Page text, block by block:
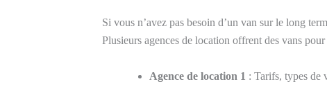
Si vous n’avez pas besoin d’un van sur le long
Plusieurs agences de location offrent des vans
Agence de location 1 : Tarifs, types de